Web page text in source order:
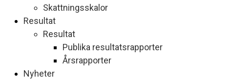
Skattningsskalor
Resultat
Resultat
Publika resultatsrapporter
Årsrapporter
Nyheter